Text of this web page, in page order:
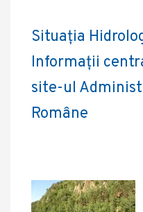
Situația
Informații
site-ul
Române